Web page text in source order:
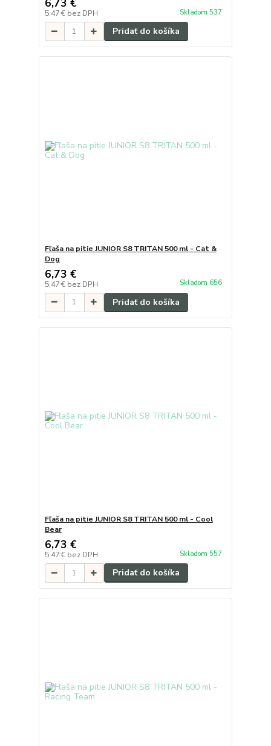
6,73 €
5,47 € bez DPH Skladom 537
Pridať do košíka
Fľaša na pitie JUNIOR S8 TRITAN 500 ml - Cat &
Dog
6,73 €
5,47 € bez DPH Skladom 656
Pridať do košíka
Fľaša na pitie JUNIOR S8 TRITAN 500 ml - Cool
Bear
6,73 €
5,47 € bez DPH Skladom 557
Pridať do košíka